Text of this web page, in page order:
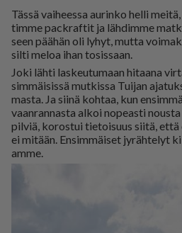
Täs­sä vai­hees­sa au­rin­ko hel­li
tim­me pack­raf­tit ja läh­dim­me
seen pää­hän oli ly­hyt, mut­ta
sil­ti me­loa ihan to­sis­saan.
Joki läh­ti las­keu­tu­maan hi­taa­na
sim­mäi­sis­sä mut­kis­sa Tui­jan
mas­ta. Ja sii­nä koh­taa, kun
vaan­ran­nas­ta al­koi no­pe­as­ti
pil­viä, ko­ros­tui tie­toi­suus sii­tä, et­tä
ei mi­tään. En­sim­mäi­set jy­räh­te­lyt
am­me.